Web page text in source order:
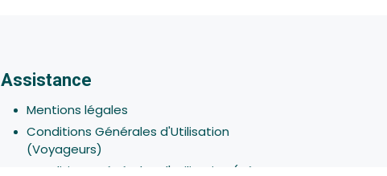
Assistance
Mentions légales
Conditions Générales d'Utilisation
(Voyageurs)
Conditions Générales d'Utilisation (Hôtes -